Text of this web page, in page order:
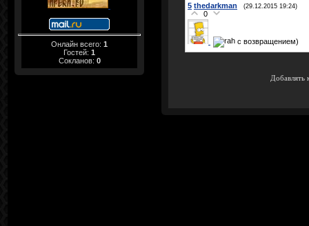
Онлайн всего: 1
Гостей: 1
Сокланов: 0
5 thedarkman (29.12.2015 19:24)
0
с возвращением)
Добавлять